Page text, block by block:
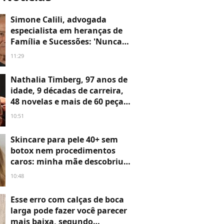
Simone Calili, advogada
especialista em heranças de
Família e Sucessões: 'Nunca
passe um imóvel para o nome
estas cláusulas'
11:29
Nathalia Timberg, 97 anos de
idade, 9 décadas de carreira,
48 novelas e mais de 60 peças:
'O importante é que as rugas
de nós. É ter a felicidade de
continuar lúcida'
10:51
Skincare para pele 40+ sem
botox nem procedimentos
caros: minha mãe descobriu
estes 8 produtos e não os tira
10:48
Esse erro com calças de boca
larga pode fazer você parecer
mais baixa, segundo